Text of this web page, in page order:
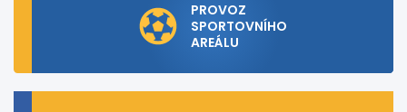
PROVOZ
SPORTOVNÍHO
AREÁLU